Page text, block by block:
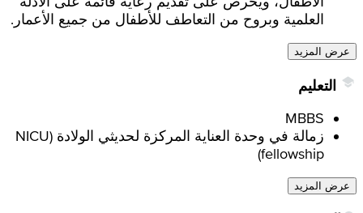
العلمية وبروح من التعاطف للأطفال من جميع الأعمار.
عرض المزيد
التعليم
MBBS
زمالة في وحدة العناية المركزة لحديثي الولادة (NICU
fellowship)
عرض المزيد